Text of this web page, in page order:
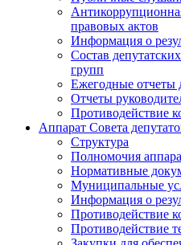
правовых актов
Информация о
Состав
групп
Ежегодные отчеты
Отчеты
Противодействие
Аппарат Совета
Структура
Полномочия
Нормативные
Муниципальные
Информация о
Противодействие
Противодействие